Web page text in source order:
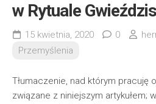
w Rytuale
15 kwietnia, 2020 0
Przemyślenia
Tłumaczenie, nad którym pracuję
związane z niniejszym artykułem;